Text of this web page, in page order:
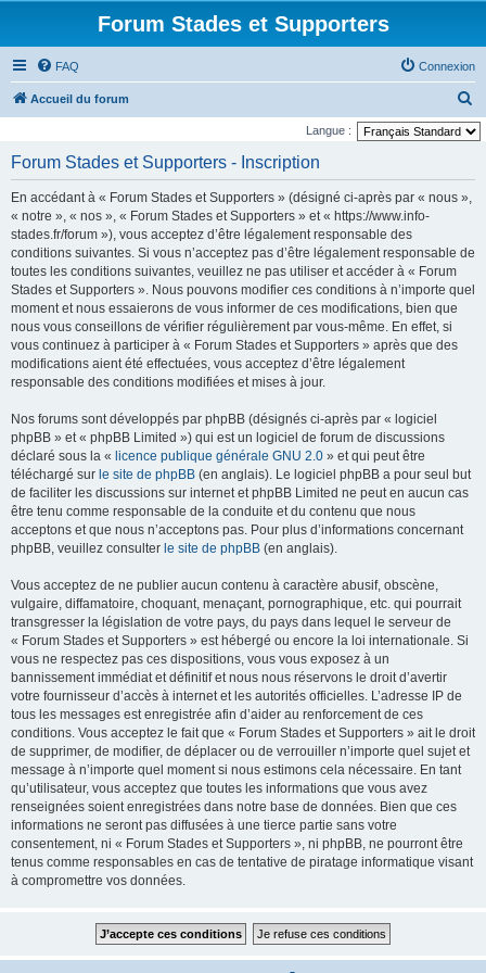
Forum Stades et Supporters
FAQ Connexion
Accueil du forum
e
Langue :
Forum Stades et Supporters - Inscription
En accédant à « Forum Stades et Supporters » (désigné ci-après par « nous »,
« notre », « nos », « Forum Stades et Supporters » et « https://www.info-
stades.fr/forum »), vous acceptez d’être légalement responsable des
conditions suivantes. Si vous n’acceptez pas d’être légalement responsable de
toutes les conditions suivantes, veuillez ne pas utiliser et accéder à « Forum
Stades et Supporters ». Nous pouvons modifier ces conditions à n’importe quel
moment et nous essaierons de vous informer de ces modifications, bien que
nous vous conseillons de vérifier régulièrement par vous-même. En effet, si
vous continuez à participer à « Forum Stades et Supporters » après que des
modifications aient été effectuées, vous acceptez d’être légalement
responsable des conditions modifiées et mises à jour.
Nos forums sont développés par phpBB (désignés ci-après par « logiciel
phpBB » et « phpBB Limited ») qui est un logiciel de forum de discussions
déclaré sous la « licence publique générale GNU 2.0 » et qui peut être
téléchargé sur le site de phpBB (en anglais). Le logiciel phpBB a pour seul but
de faciliter les discussions sur internet et phpBB Limited ne peut en aucun cas
être tenu comme responsable de la conduite et du contenu que nous
acceptons et que nous n’acceptons pas. Pour plus d’informations concernant
phpBB, veuillez consulter le site de phpBB (en anglais).
Vous acceptez de ne publier aucun contenu à caractère abusif, obscène,
vulgaire, diffamatoire, choquant, menaçant, pornographique, etc. qui pourrait
transgresser la législation de votre pays, du pays dans lequel le serveur de
« Forum Stades et Supporters » est hébergé ou encore la loi internationale. Si
vous ne respectez pas ces dispositions, vous vous exposez à un
bannissement immédiat et définitif et nous nous réservons le droit d’avertir
votre fournisseur d’accès à internet et les autorités officielles. L’adresse IP de
tous les messages est enregistrée afin d’aider au renforcement de ces
conditions. Vous acceptez le fait que « Forum Stades et Supporters » ait le droit
de supprimer, de modifier, de déplacer ou de verrouiller n’importe quel sujet et
message à n’importe quel moment si nous estimons cela nécessaire. En tant
qu’utilisateur, vous acceptez que toutes les informations que vous avez
renseignées soient enregistrées dans notre base de données. Bien que ces
informations ne seront pas diffusées à une tierce partie sans votre
consentement, ni « Forum Stades et Supporters », ni phpBB, ne pourront être
tenus comme responsables en cas de tentative de piratage informatique visant
à compromettre vos données.